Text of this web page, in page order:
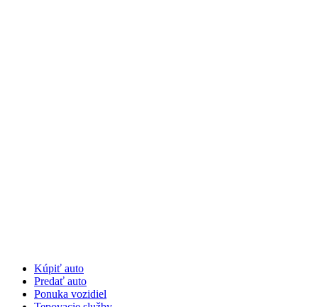
Kúpiť auto
Predať auto
Ponuka vozidiel